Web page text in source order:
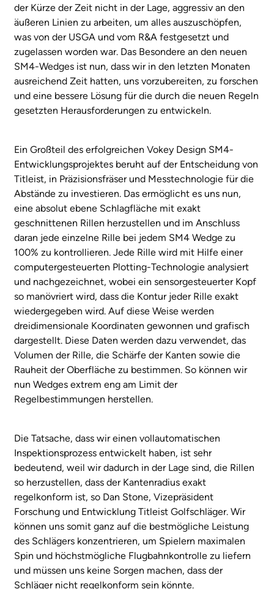
der Kürze der Zeit nicht in der Lage, aggressiv an den
äußeren Linien zu arbeiten, um alles auszuschöpfen,
was von der USGA und vom R&A festgesetzt und
zugelassen worden war. Das Besondere an den neuen
SM4-Wedges ist nun, dass wir in den letzten Monaten
ausreichend Zeit hatten, uns vorzubereiten, zu forschen
und eine bessere Lösung für die durch die neuen Regeln
gesetzten Herausforderungen zu entwickeln.
Ein Großteil des erfolgreichen Vokey Design SM4-
Entwicklungsprojektes beruht auf der Entscheidung von
Titleist, in Präzisionsfräser und Messtechnologie für die
Abstände zu investieren. Das ermöglicht es uns nun,
eine absolut ebene Schlagfläche mit exakt
geschnittenen Rillen herzustellen und im Anschluss
daran jede einzelne Rille bei jedem SM4 Wedge zu
100% zu kontrollieren. Jede Rille wird mit Hilfe einer
computergesteuerten Plotting-Technologie analysiert
und nachgezeichnet, wobei ein sensorgesteuerter Kopf
so manövriert wird, dass die Kontur jeder Rille exakt
wiedergegeben wird. Auf diese Weise werden
dreidimensionale Koordinaten gewonnen und grafisch
dargestellt. Diese Daten werden dazu verwendet, das
Volumen der Rille, die Schärfe der Kanten sowie die
Rauheit der Oberfläche zu bestimmen. So können wir
nun Wedges extrem eng am Limit der
Regelbestimmungen herstellen.
Die Tatsache, dass wir einen vollautomatischen
Inspektionsprozess entwickelt haben, ist sehr
bedeutend, weil wir dadurch in der Lage sind, die Rillen
so herzustellen, dass der Kantenradius exakt
regelkonform ist, so Dan Stone, Vizepräsident
Forschung und Entwicklung Titleist Golfschläger. Wir
können uns somit ganz auf die bestmögliche Leistung
des Schlägers konzentrieren, um Spielern maximalen
Spin und höchstmögliche Flugbahnkontrolle zu liefern
und müssen uns keine Sorgen machen, dass der
Schläger nicht regelkonform sein könnte.